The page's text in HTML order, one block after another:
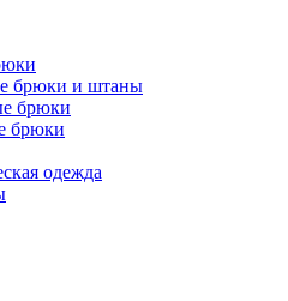
брюки и штаны
брюки
брюки
одежда